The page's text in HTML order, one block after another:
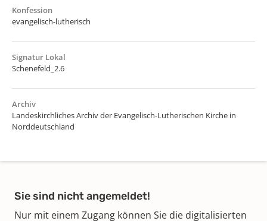
Konfession
evangelisch-lutherisch
Signatur Lokal
Schenefeld_2.6
Archiv
Landeskirchliches Archiv der Evangelisch-Lutherischen Kirche in
Norddeutschland
Sie sind nicht angemeldet!
Nur mit einem Zugang können Sie die digitalisierten